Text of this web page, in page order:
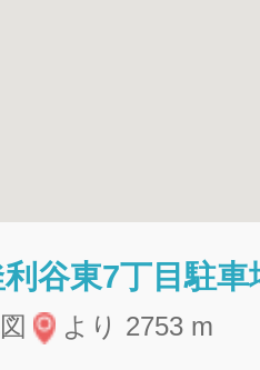
谷東7丁目駐車
より 2753 m